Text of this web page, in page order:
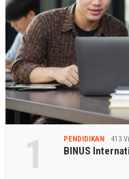
1 PENDIDIKAN 413
BINUS